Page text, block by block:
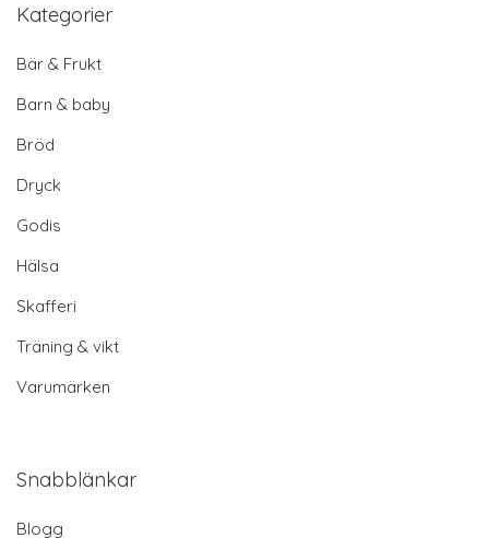
Kategorier
Bär & Frukt
Barn & baby
Bröd
Dryck
Godis
Hälsa
Skafferi
Träning & vikt
Varumärken
Snabblänkar
Blogg